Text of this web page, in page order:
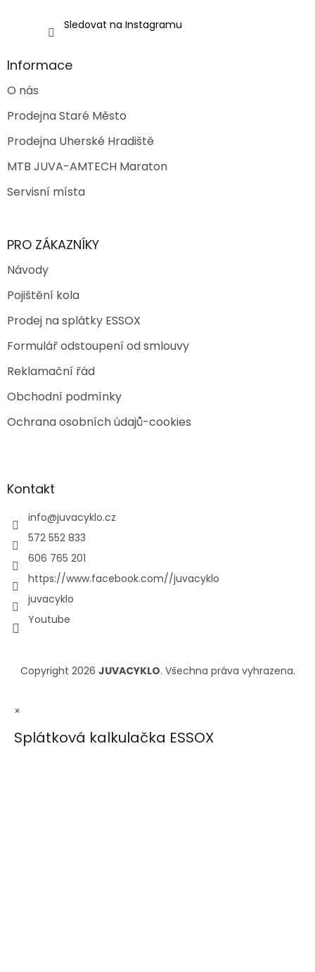
i
s
Sledovat na Instagramu
Informace
O nás
Prodejna Staré Město
Prodejna Uherské Hradiště
MTB JUVA-AMTECH Maraton
Servisní místa
PRO ZÁKAZNÍKY
Návody
Pojištění kola
Prodej na splátky ESSOX
Formulář odstoupení od smlouvy
Reklamační řád
Obchodní podmínky
Ochrana osobních údajů-cookies
Kontakt
info@juvacyklo.cz
572 552 833
606 765 201
https://www.facebook.com//juvacyklo
juvacyklo
Youtube
Copyright 2026 JUVACYKLO. Všechna práva vyhrazena.
×
Splátková kalkulačka ESSOX